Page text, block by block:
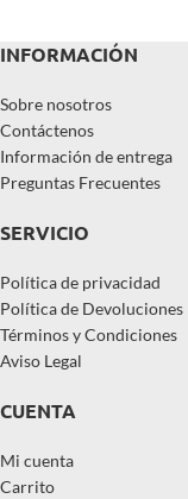
INFORMACIÓN
Sobre nosotros
Contáctenos
Información de entrega
Preguntas Frecuentes
SERVICIO
Política de privacidad
Política de Devoluciones
Términos y Condiciones
Aviso Legal
CUENTA
Mi cuenta
Carrito